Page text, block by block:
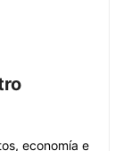
economía e